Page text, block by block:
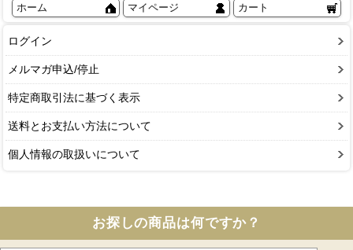
ホーム マイページ カート
ログイン
メルマガ申込/停止
特定商取引法に基づく表示
送料とお支払い方法について
個人情報の取扱いについて
お探しの商品は何ですか？